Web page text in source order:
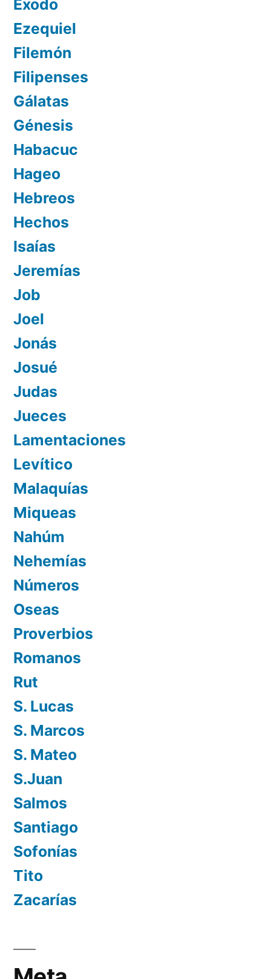
Éxodo
Ezequiel
Filemón
Filipenses
Gálatas
Génesis
Habacuc
Hageo
Hebreos
Hechos
Isaías
Jeremías
Job
Joel
Jonás
Josué
Judas
Jueces
Lamentaciones
Levítico
Malaquías
Miqueas
Nahúm
Nehemías
Números
Oseas
Proverbios
Romanos
Rut
S. Lucas
S. Marcos
S. Mateo
S.Juan
Salmos
Santiago
Sofonías
Tito
Zacarías